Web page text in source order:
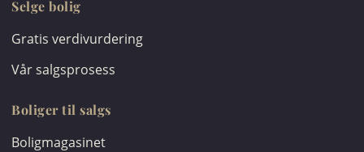
Selge bolig
Gratis verdivurdering
Vår salgsprosess
Boliger til salgs
Boligmagasinet